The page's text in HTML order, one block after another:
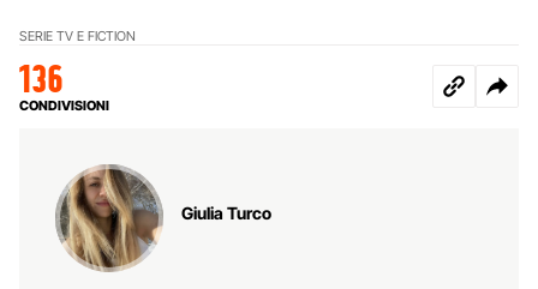
SERIE TV E FICTION
136
CONDIVISIONI
Giulia Turco